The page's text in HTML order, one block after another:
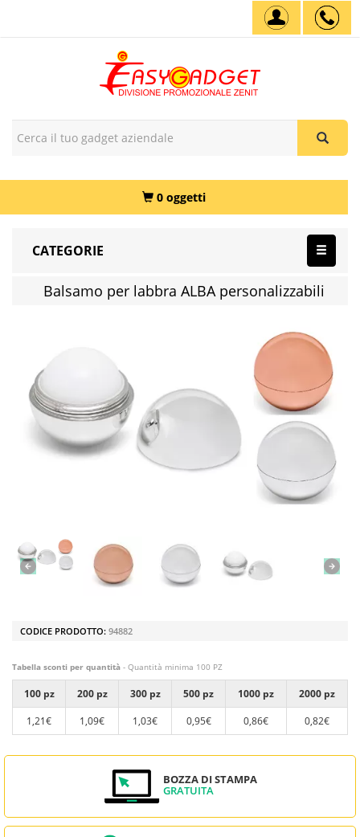
0 oggetti
CATEGORIE
Balsamo per labbra ALBA personalizzabili
CODICE PRODOTTO: 94882
Tabella sconti per quantità - Quantità minima 100 PZ
100 pz 200 pz 300 pz 500 pz 1000 pz
2000 pz
1,21€
1,09€ 1,03€ 0,95€ 0,86€ 0,82€
BOZZA DI STAMPA
GRATUITA